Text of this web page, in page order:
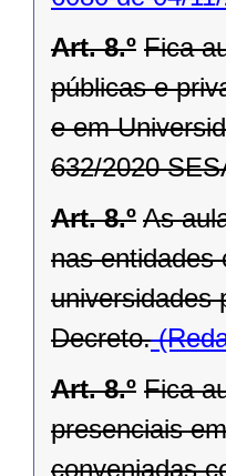
Art. 8.º Fica
públicas e
e em
632/2020
Art. 8.º As
nas entidades
universidades
Decreto.
Art. 8.º Fica
presenciais
conveniadas